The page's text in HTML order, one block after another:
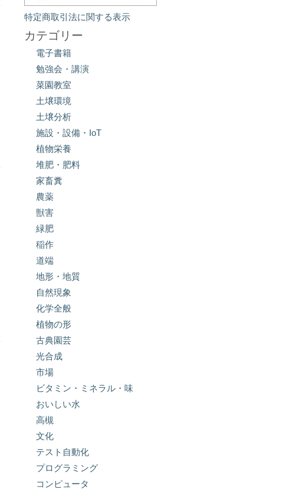
特定商取引法に関する表示
カテゴリー
電子書籍
勉強会・講演
菜園教室
土壌環境
土壌分析
施設・設備・IoT
植物栄養
堆肥・肥料
家畜糞
農薬
獣害
緑肥
稲作
道端
地形・地質
自然現象
化学全般
植物の形
古典園芸
光合成
市場
ビタミン・ミネラル・味
おいしい水
高槻
文化
テスト自動化
プログラミング
コンピュータ